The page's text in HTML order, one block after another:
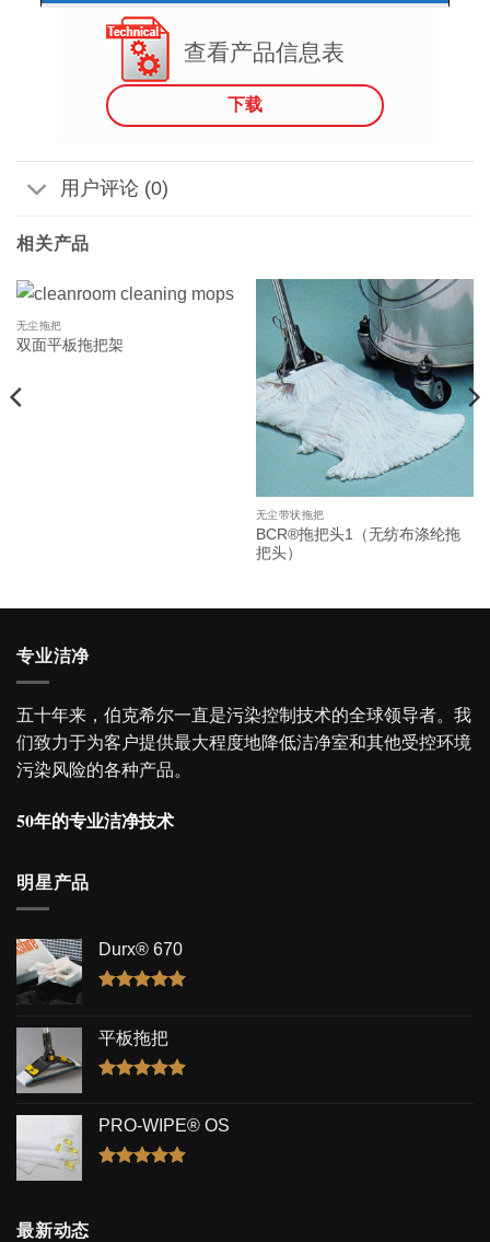
查看产品信息表
下载
用户评论 (0)
相关产品
无尘拖把
双面平板拖把架
无尘带状拖把
BCR®拖把头1（无纺布涤纶拖
把头）
专业洁净
五十年来，伯克希尔一直是污染控制技术的全球领导者。我
们致力于为客户提供最大程度地降低洁净室和其他受控环境
污染风险的各种产品。
50年的专业洁净技术
明星产品
Durx® 670
平板拖把
PRO-WIPE® OS
最新动态